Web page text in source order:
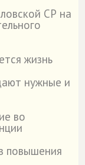
СР на
жизнь
нужные и
во
повышения